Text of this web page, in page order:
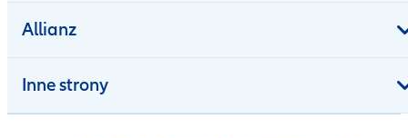
Allianz
Inne strony